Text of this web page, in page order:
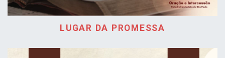
LUGAR DA PROMESSA